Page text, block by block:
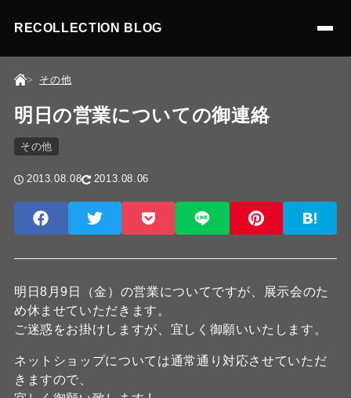
RECOLLECTION BLOG
その他
明日の営業についての御連絡
その他
2013.08.08 2013.08.06
明日8月9日（金）の営業についてですが、展示会のた
め休ませていただきます。
ご迷惑をお掛けしますが、宜しく御願いいたします。
ネットショップについては通常通り対応させていただ
きますので、